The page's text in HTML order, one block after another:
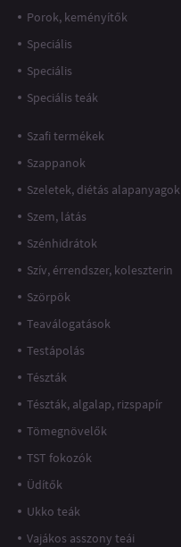
Porok, keményítők
Speciális
Speciális
Speciális teák
Szafi termékek
Szappanok
Szeletek, diétás alapanyagok
Szem, látás
Szénhidrátok
Szív, érrendszer, koleszterin
Szörpök
Teaválogatások
Testápolás
Tészták
Tészták, algalap, rizspapír
Tömegnövelők
TST fokozók
Üdítők
Ukko teák
Vajákos asszony teái